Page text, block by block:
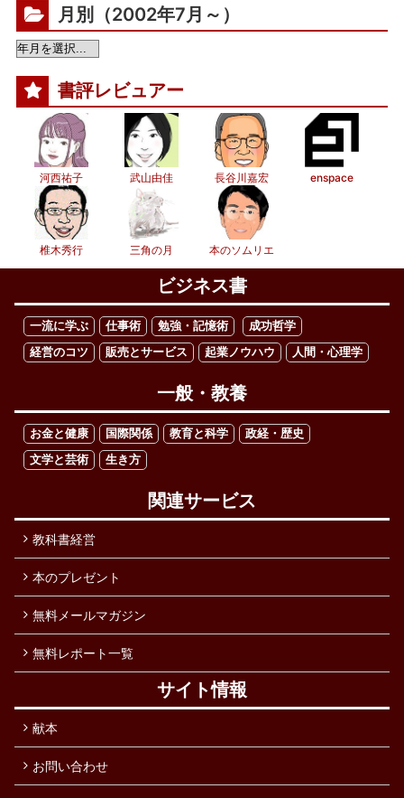
月別（2002年7月～）
書評レビュアー
河西祐子 武山由佳 長谷川嘉宏 enspace
椎木秀行 三角の月 本のソムリエ
ビジネス書
一流に学ぶ 仕事術 勉強・記憶術
成功哲学
経営のコツ
販売とサービス 起業ノウハウ 人間・心理学
一般・教養
お金と健康 国際関係 教育と科学
政経・歴史
文学と芸術
生き方
関連サービス
教科書経営
本のプレゼント
無料メールマガジン
無料レポート一覧
サイト情報
献本
お問い合わせ